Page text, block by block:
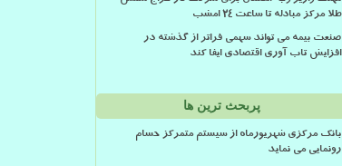
طلا مرکز مبادله تا ساعت ۲۴ امشب
صنعت بیمه می تواند سهمی فراتر از گذشته در
افزایش تاب آوری اقتصادی ایفا کند
پربحث ترین ها
بانک مرکزی شهریورماه از سیستم متمرکز حسام
رونمایی می نماید